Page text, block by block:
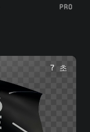
PRO
7 초